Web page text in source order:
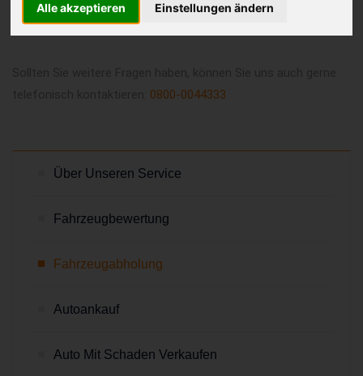
Alle akzeptieren Einstellungen ändern
HÄUFIGE FRAGEN
0800-0044333
Über Unseren Service
Fahrzeugbewertung
Fahrzeugabholung
Autoankauf
Auto Mit Schaden Verkaufen